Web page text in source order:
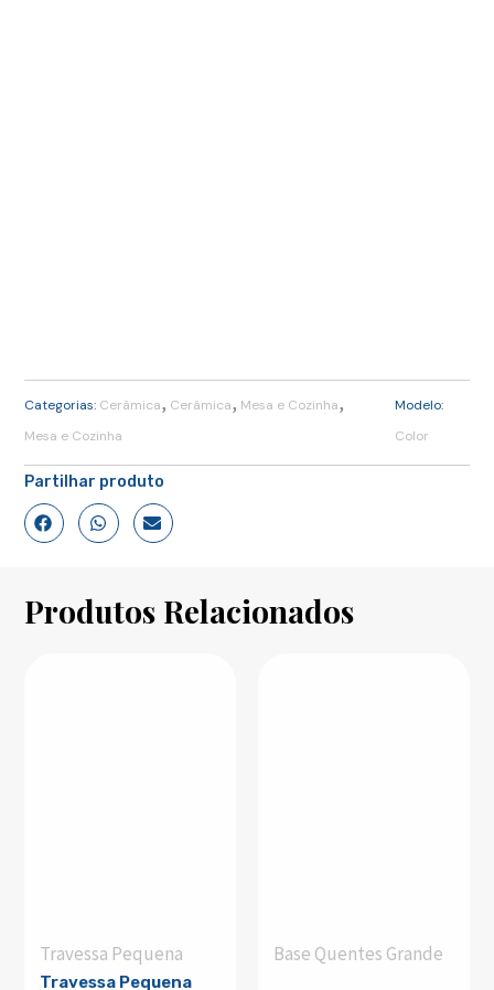
Categorias: Cerâmica, Cerâmica, Mesa e Cozinha,
Mesa e Cozinha
Modelo:
Color
Partilhar produto
Produtos Relacionados
Travessa Pequena
Travessa Pequena
Base Quentes Grande